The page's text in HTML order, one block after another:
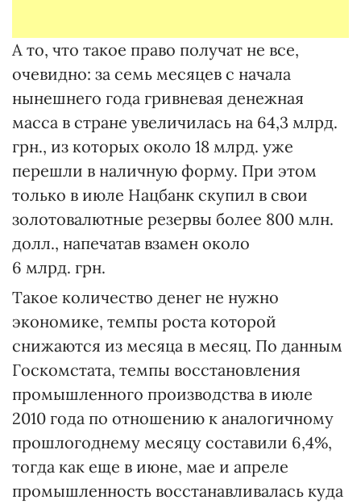
А то, что такое право получат не все,
очевидно: за семь месяцев с начала
нынешнего года гривневая денежная
масса в стране увеличилась на 64,3 млрд.
грн., из которых около 18 млрд. уже
перешли в наличную форму. При этом
только в июле Нацбанк скупил в свои
золотовалютные резервы более 800 млн.
долл., напечатав взамен около
6 млрд. грн.
Такое количество денег не нужно
экономике, темпы роста которой
снижаются из месяца в месяц. По данным
Госкомстата, темпы восстановления
промышленного производства в июле
2010 года по отношению к аналогичному
прошлогоднему месяцу составили 6,4%,
тогда как еще в июне, мае и апреле
промышленность восстанавливалась куда